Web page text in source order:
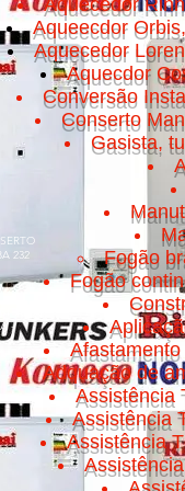
232
-
TÁUA
Aquecedor
Aqueecdor Orbis,
Aquecedor
Aquecdor
Conversão
Conserto
Gasista,
Fogão
Fogão
Adquação de
Assistência
Assistência
Assistência